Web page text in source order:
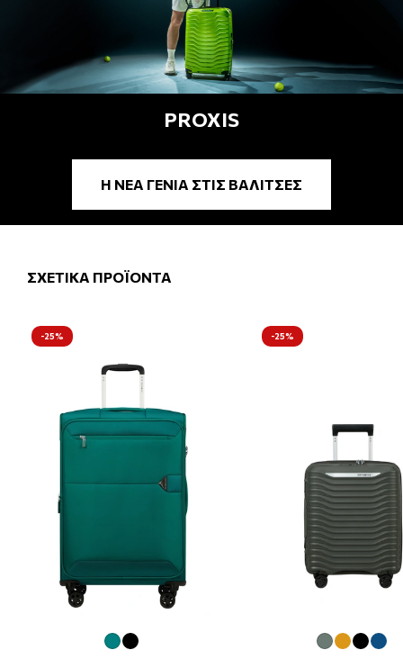
PROXIS
H ΝΈΑ ΓΕΝΙΆ ΣΤΙΣ ΒΑΛΊΤΣΕΣ
ΣΧΕΤΙΚΑ ΠΡΟΪΟΝΤΑ
-25% -25%